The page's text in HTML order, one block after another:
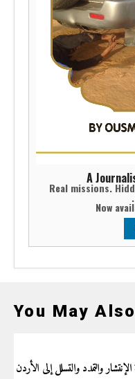
A
Real missions.
You May
والتمدد والتسلل إلى الأردن